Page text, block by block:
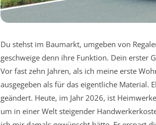
Du stehst im Baumarkt, umgeben von
geschweige denn ihre Funktion. Dein erster
Vor fast zehn Jahren, als ich meine erste
ausgegeben als für das eigentliche Material.
geändert. Heute, im Jahr 2026, ist
um in einer Welt steigender